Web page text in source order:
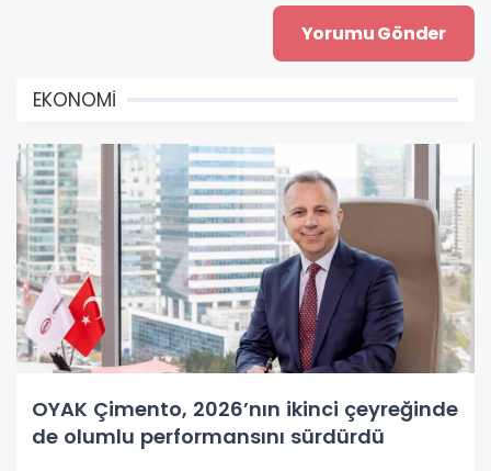
EKONOMİ
OYAK Çimento, 2026’nın ikinci çeyreğinde
de olumlu performansını sürdürdü